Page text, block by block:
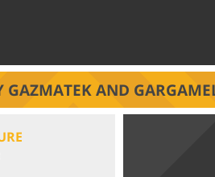
GAZMATEK AND